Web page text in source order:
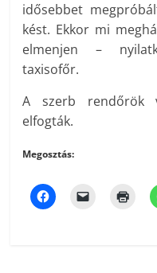
idősebbet
kést. Ekkor mi
elmenjen –
taxisofőr.
A szerb rendőrök
elfogták.
Megosztás: